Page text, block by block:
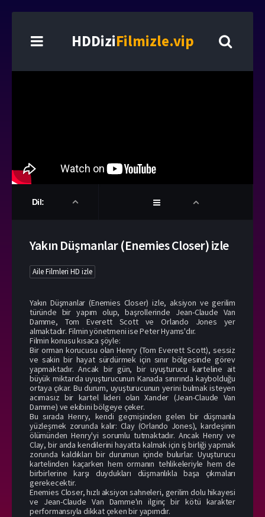
HDDiziFilmizle.vip
Dil:
Yakın Düşmanlar (Enemies Closer) izle
Aile Filmleri HD izle
Yakın Düşmanlar (Enemies Closer) izle, aksiyon ve gerilim
türünde bir yapım olup, başrollerinde Jean-Claude Van
Damme, Tom Everett Scott ve Orlando Jones yer
almaktadır. Filmin yönetmeni ise Peter Hyams'dır.
Filmin konusu kısaca şöyle:
Bir orman korucusu olan Henry (Tom Everett Scott), sessiz
ve sakin bir hayat sürdürmek için sınır bölgesinde görev
yapmaktadır. Ancak bir gün, bir uyuşturucu karteline ait
büyük miktarda uyuşturucunun Kanada sınırında kaybolduğu
ortaya çıkar. Bu durum, uyuşturucunun yerini bulmak isteyen
acımasız bir kartel lideri olan Xander (Jean-Claude Van
Damme) ve ekibini bölgeye çeker.
Bu sırada Henry, kendi geçmişinden gelen bir düşmanla
yüzleşmek zorunda kalır: Clay (Orlando Jones), kardeşinin
ölümünden Henry'yi sorumlu tutmaktadır. Ancak Henry ve
Clay, bir anda kendilerini hayatta kalmak için iş birliği yapmak
zorunda kaldıkları bir durumun içinde bulurlar. Uyuşturucu
kartelinden kaçarken hem ormanın tehlikeleriyle hem de
birbirlerine karşı duydukları düşmanlıkla başa çıkmaları
gerekecektir.
Enemies Closer, hızlı aksiyon sahneleri, gerilim dolu hikayesi
ve Jean-Claude Van Damme'ın ilginç bir kötü karakter
performansıyla dikkat çeken bir yapımdır.